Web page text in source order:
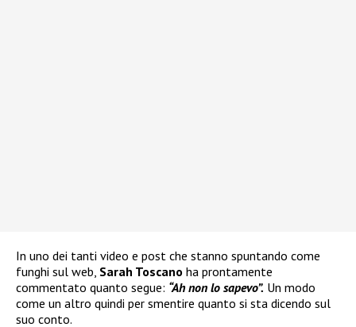
In uno dei tanti video e post che stanno spuntando come
funghi sul web, Sarah Toscano ha prontamente
commentato quanto segue: “Ah non lo sapevo”. Un modo
come un altro quindi per smentire quanto si sta dicendo sul
suo conto.